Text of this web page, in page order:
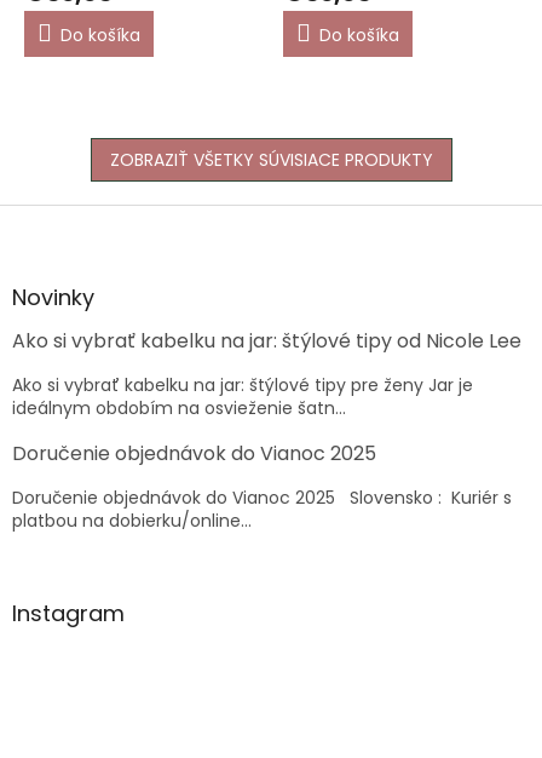
Do košíka Do košíka
ZOBRAZIŤ VŠETKY SÚVISIACE PRODUKTY
Z
äNovinky
Ako si vybrať kabelku na jar: štýlové tipy od Nicole Lee
Ako si vybrať kabelku na jar: štýlové tipy pre ženy Jar je
ideálnym obdobím na osvieženie šatn...
Doručenie objednávok do Vianoc 2025
Doručenie objednávok do Vianoc 2025 Slovensko : Kuriér s
platbou na dobierku/online...
Instagram